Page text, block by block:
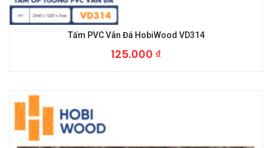
Tấm PVC Vân Đá HobiWood VD314
125.000 ₫